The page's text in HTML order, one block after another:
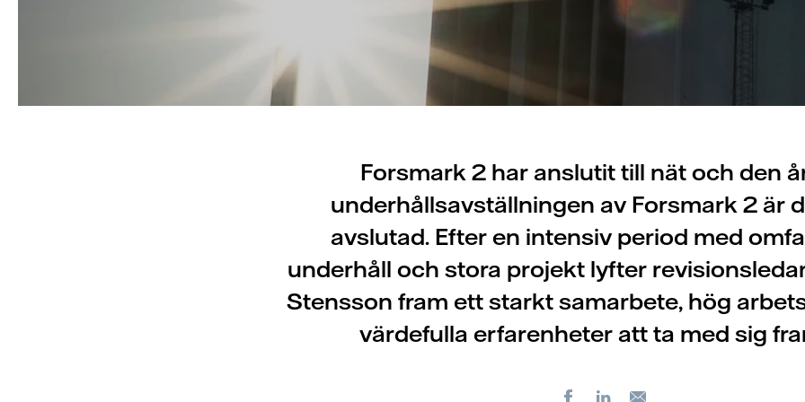
Forsmark 2 har anslutit till nät och den
underhållsavställningen av Forsmark 2 är
avslutad. Efter en intensiv period med
underhåll och stora projekt lyfter
Stensson fram ett starkt samarbete, hög
värdefulla erfarenheter att ta med sig
FacebookLinkedIn